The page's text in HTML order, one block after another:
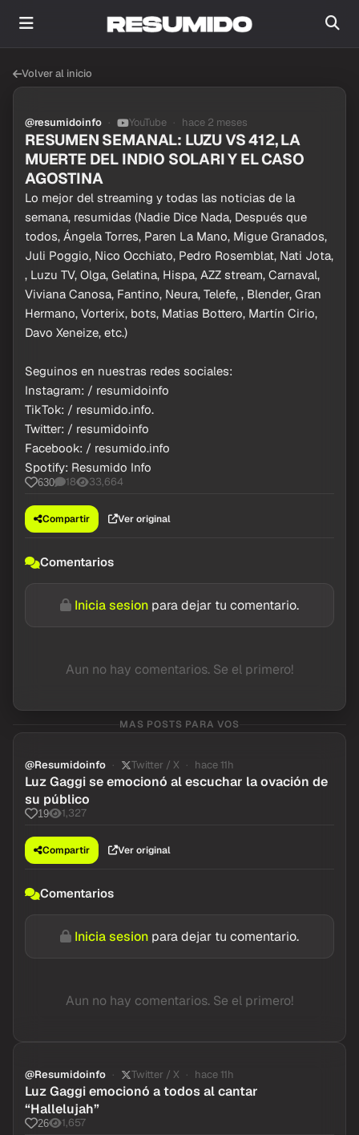
Volver al inicio
@resumidoinfo YouTube hace 2 meses
RESUMEN SEMANAL: LUZU VS 412, LA
MUERTE DEL INDIO SOLARI Y EL CASO
AGOSTINA
Lo mejor del streaming y todas las noticias de la
semana, resumidas (Nadie Dice Nada, Después que
todos, Ángela Torres, Paren La Mano, Migue Granados,
Juli Poggio, Nico Occhiato, Pedro Rosemblat, Nati Jota,
, Luzu TV, Olga, Gelatina, Hispa, AZZ stream, Carnaval,
Viviana Canosa, Fantino, Neura, Telefe, , Blender, Gran
Hermano, Vorterix, bots, Matias Bottero, Martín Cirio,
Davo Xeneize, etc.)
Seguinos en nuestras redes sociales:
Instagram: / resumidoinfo
TikTok: / resumido.info.
Twitter: / resumidoinfo
Facebook: / resumido.info
Spotify: Resumido Info
630 18 33,664
Compartir Ver original
Comentarios
Inicia sesion para dejar tu comentario.
Aun no hay comentarios. Se el primero!
MAS POSTS PARA VOS
@Resumidoinfo Twitter / X hace 11h
Luz Gaggi se emocionó al escuchar la ovación de
su público
19 1,327
Compartir Ver original
Comentarios
Inicia sesion para dejar tu comentario.
Aun no hay comentarios. Se el primero!
@Resumidoinfo Twitter / X hace 11h
Luz Gaggi emocionó a todos al cantar
“Hallelujah”
26 1,657